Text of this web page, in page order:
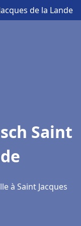
de la Lande
Saint
à Saint Jacques